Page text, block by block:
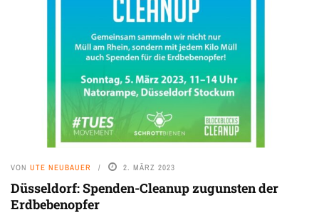
VON UTE NEUBAUER 2. MÄRZ 2023
Düsseldorf: Spenden-Cleanup zugunsten der
Erdbebenopfer